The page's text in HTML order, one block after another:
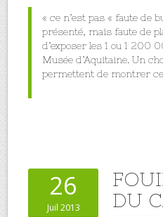
« ce n’est pas « faute de
présenté, mais faute de
d’exposer les 1 ou 1 200
Musée d’Aquitaine. Un
permettent de montrer
26
Juil 2013
DU